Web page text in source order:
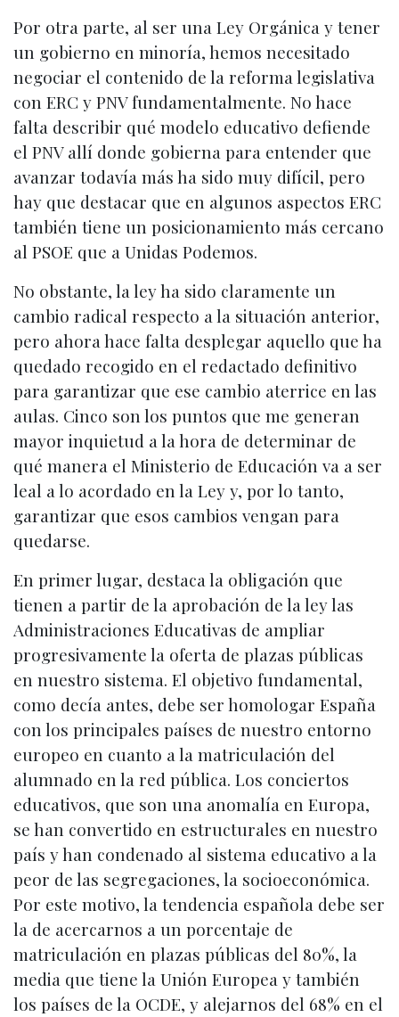
Por otra parte, al ser una Ley Orgánica y tener
un gobierno en minoría, hemos necesitado
negociar el contenido de la reforma legislativa
con ERC y PNV fundamentalmente. No hace
falta describir qué modelo educativo defiende
el PNV allí donde gobierna para entender que
avanzar todavía más ha sido muy difícil, pero
hay que destacar que en algunos aspectos ERC
también tiene un posicionamiento más cercano
al PSOE que a Unidas Podemos.
No obstante, la ley ha sido claramente un
cambio radical respecto a la situación anterior,
pero ahora hace falta desplegar aquello que ha
quedado recogido en el redactado definitivo
para garantizar que ese cambio aterrice en las
aulas. Cinco son los puntos que me generan
mayor inquietud a la hora de determinar de
qué manera el Ministerio de Educación va a ser
leal a lo acordado en la Ley y, por lo tanto,
garantizar que esos cambios vengan para
quedarse.
En primer lugar, destaca la obligación que
tienen a partir de la aprobación de la ley las
Administraciones Educativas de ampliar
progresivamente la oferta de plazas públicas
en nuestro sistema. El objetivo fundamental,
como decía antes, debe ser homologar España
con los principales países de nuestro entorno
europeo en cuanto a la matriculación del
alumnado en la red pública. Los conciertos
educativos, que son una anomalía en Europa,
se han convertido en estructurales en nuestro
país y han condenado al sistema educativo a la
peor de las segregaciones, la socioeconómica.
Por este motivo, la tendencia española debe ser
la de acercarnos a un porcentaje de
matriculación en plazas públicas del 80%, la
media que tiene la Unión Europea y también
los países de la OCDE, y alejarnos del 68% en el